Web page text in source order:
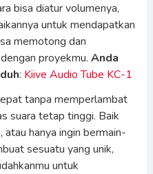
bisa diatur volumenya,
untuk mendapatkan
memotong dan
proyekmu. Anda
: Kiive Audio Tube KC-1
tanpa memperlambat
suara tetap tinggi. Baik
hanya ingin bermain-
sesuatu yang unik,
untuk